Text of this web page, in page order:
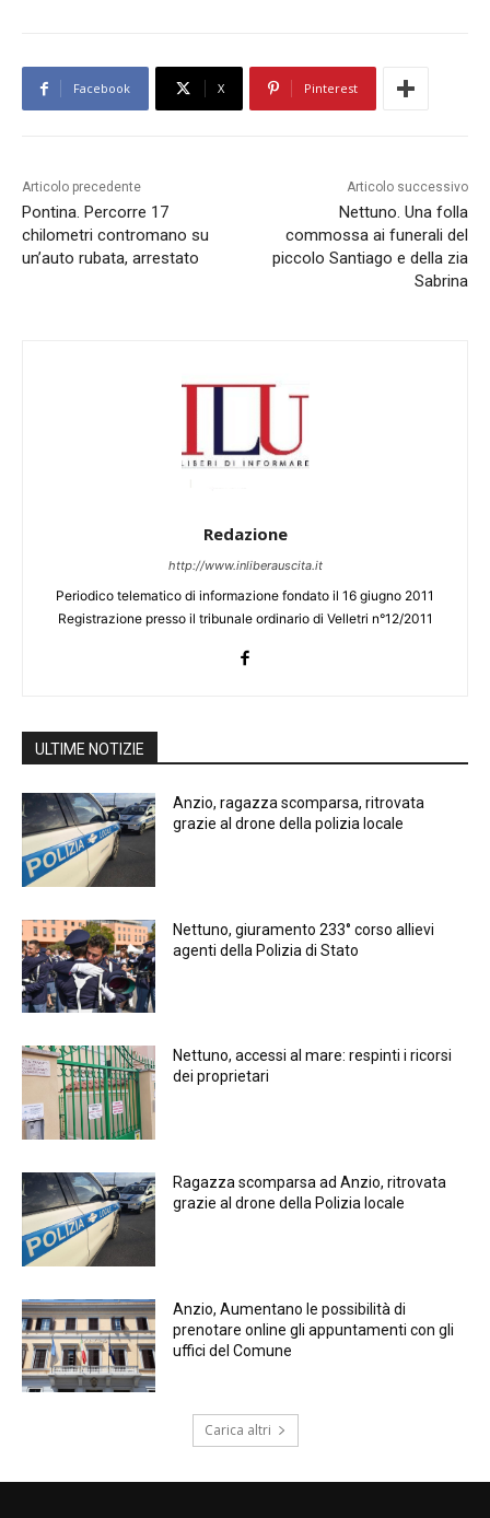
Facebook X Pinterest
Articolo precedente
Pontina. Percorre 17
chilometri contromano su
un’auto rubata, arrestato
Articolo successivo
Nettuno. Una folla
commossa ai funerali del
piccolo Santiago e della zia
Sabrina
Redazione
http://www.inliberauscita.it
Periodico telematico di informazione fondato il 16 giugno 2011
Registrazione presso il tribunale ordinario di Velletri n°12/2011
ULTIME NOTIZIE
Anzio, ragazza scomparsa, ritrovata
grazie al drone della polizia locale
Nettuno, giuramento 233° corso allievi
agenti della Polizia di Stato
Nettuno, accessi al mare: respinti i ricorsi
dei proprietari
Ragazza scomparsa ad Anzio, ritrovata
grazie al drone della Polizia locale
Anzio, Aumentano le possibilità di
prenotare online gli appuntamenti con gli
uffici del Comune
Carica altri